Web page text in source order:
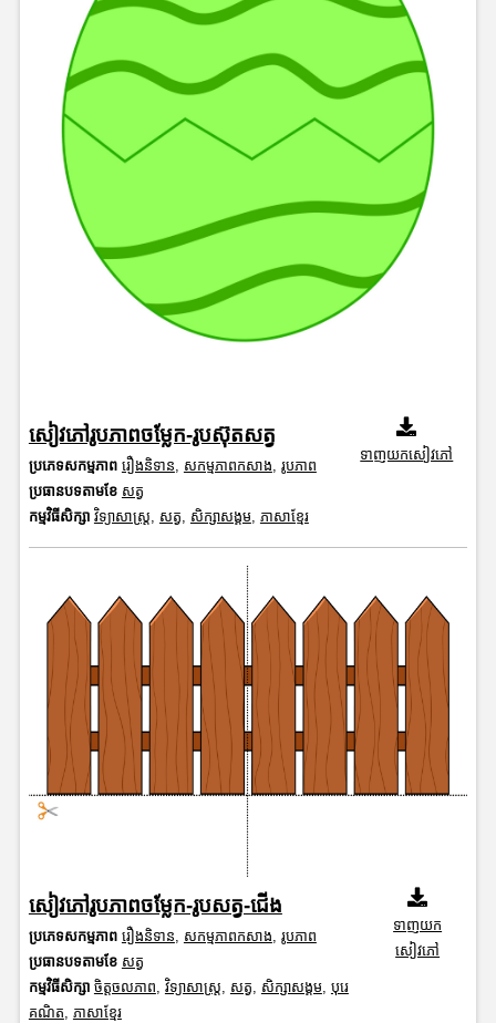
សៀវភៅរូបភាពចម្លែក-រូបស៊ុតសត្វ
ប្រភេទសកម្មភាព រឿងនិទាន, សកម្មភាពកសាង, រូបភាព
ប្រធានបទតាមខែ សត្វ
កម្មវិធីសិក្សា វិទ្យាសាស្រ្ត, សត្វ, សិក្សាសង្គម, ភាសាខ្មែរ
ទាញយកសៀវភៅ
សៀវភៅរូបភាពចម្លែក-រូបសត្វ-ជើង
ប្រភេទសកម្មភាព រឿងនិទាន សកម្មភាពកសាង រូបភាព
ប្រធានបទតាមខែ សត្វ
កម្មវិធីសិក្សា ចិត្តចលភាព វិទ្យាសាស្រ្ត សត្វ សិក្សាសង្គម, បុរេ
គណិត ភាសាខ្មែរ
ទាញយក
សៀវភៅ